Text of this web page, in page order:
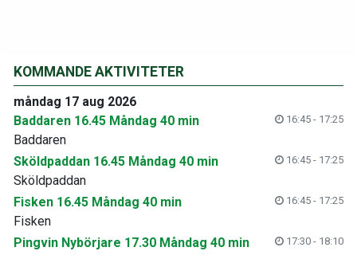
KOMMANDE AKTIVITETER
måndag 17 aug 2026
Baddaren 16.45 Måndag 40 min
16:45 - 17:25
Baddaren
Sköldpaddan 16.45 Måndag 40 min
16:45 - 17:25
Sköldpaddan
Fisken 16.45 Måndag 40 min
16:45 - 17:25
Fisken
Pingvin Nybörjare 17.30 Måndag 40 min
17:30 - 18:10